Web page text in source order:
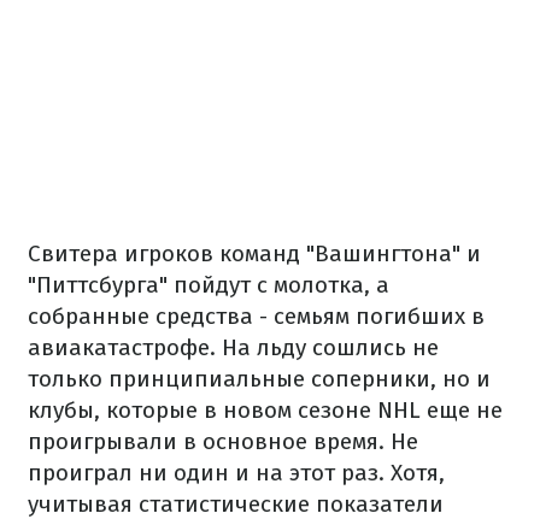
Свитера игроков команд "Вашингтона" и
"Питтсбурга" пойдут с молотка, а
собранные средства - семьям погибших в
авиакатастрофе. На льду сошлись не
только принципиальные соперники, но и
клубы, которые в новом сезоне NHL еще не
проигрывали в основное время. Не
проиграл ни один и на этот раз. Хотя,
учитывая статистические показатели